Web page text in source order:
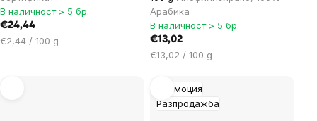
В наличност > 5 бр.
€24,44
Цена
€2,44 / 100 g
Арабика
В наличност > 5 бр.
€13,02
Цена
мярка:
€13,02 / 100 g
Промоция
Разпродажба